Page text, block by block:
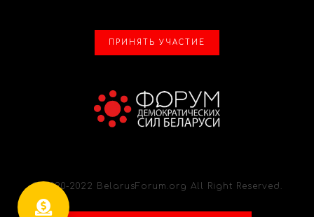
ПРИНЯТЬ УЧАСТИЕ
© 2020-2022 BelarusForum.org All Right Reserved.